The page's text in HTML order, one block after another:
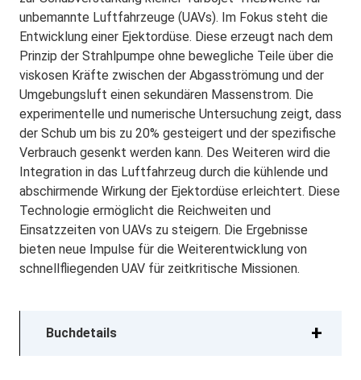
unbemannte Luftfahrzeuge (UAVs). Im Fokus steht die
Entwicklung einer Ejektordüse. Diese erzeugt nach dem
Prinzip der Strahlpumpe ohne bewegliche Teile über die
viskosen Kräfte zwischen der Abgasströmung und der
Umgebungsluft einen sekundären Massenstrom. Die
experimentelle und numerische Untersuchung zeigt, dass
der Schub um bis zu 20% gesteigert und der spezifische
Verbrauch gesenkt werden kann. Des Weiteren wird die
Integration in das Luftfahrzeug durch die kühlende und
abschirmende Wirkung der Ejektordüse erleichtert. Diese
Technologie ermöglicht die Reichweiten und
Einsatzzeiten von UAVs zu steigern. Die Ergebnisse
bieten neue Impulse für die Weiterentwicklung von
schnellfliegenden UAV für zeitkritische Missionen.
Buchdetails